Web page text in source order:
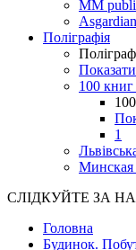
MM
Поліграфія
Показати
100
1
Минская
СЛІДКУЙТЕ ЗА
Головна
Будинок.